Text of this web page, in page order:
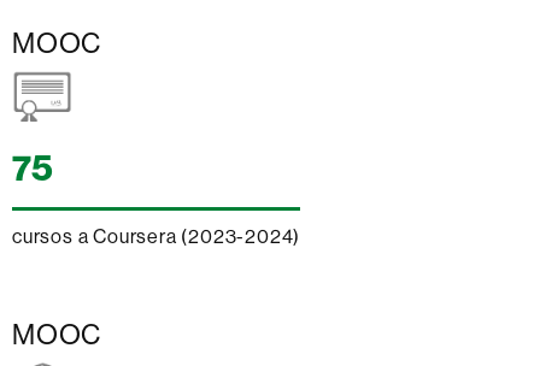
MOOC
75
cursos a Coursera (2023-2024)
MOOC